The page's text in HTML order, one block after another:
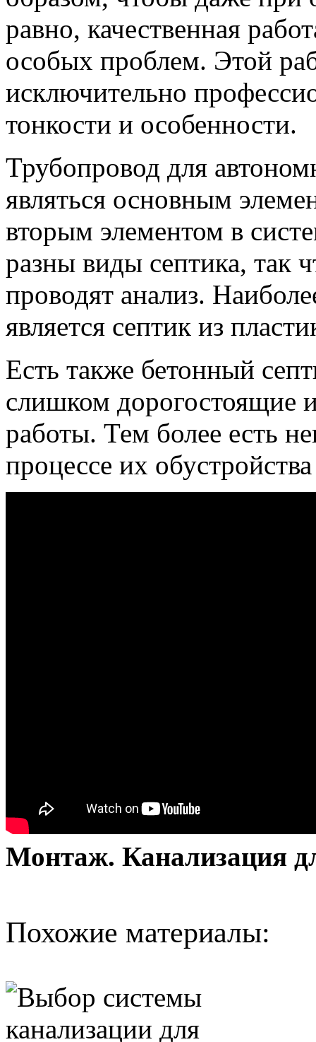
равно, качественная
особых проблем. Этой
исключительно
тонкости и особенности.
Трубопровод для
являться основным
вторым элементом в
разны виды септика, так
проводят анализ.
является септик из
Есть также бетонный
слишком дорогостоящие
работы. Тем более есть
процессе их
Монтаж. Канализация
Похожие материалы: